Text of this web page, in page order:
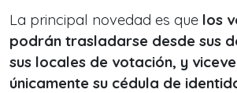
La principal novedad es que los
podrán trasladarse desde sus
sus locales de votación, y
únicamente su cédula de